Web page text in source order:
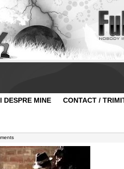
DESPRE MINE CONTACT /